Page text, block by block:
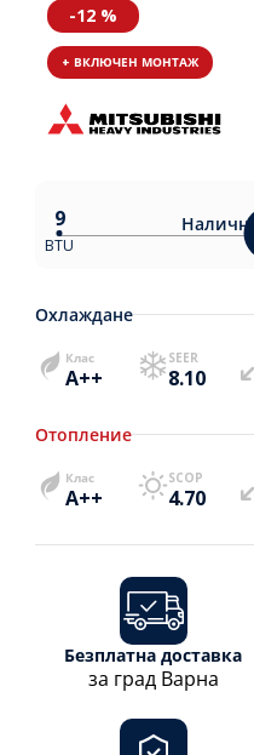
-12 %
+ ВКЛЮЧЕН МОНТАЖ
9
BTU
Охлаждане
Клас
A++
SEER
8.10
Отопление
Клас
A++
SCOP
4.70
Безплатна доставка
за град Варна